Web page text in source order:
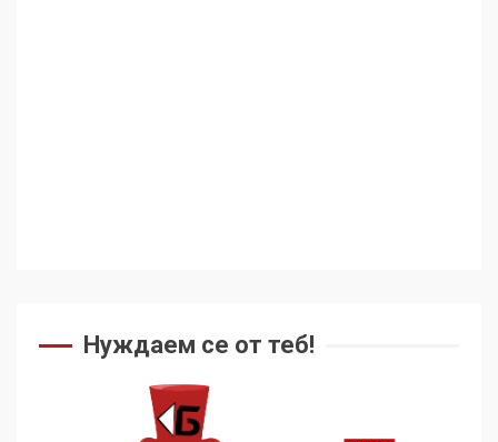
Нуждаем се от теб!